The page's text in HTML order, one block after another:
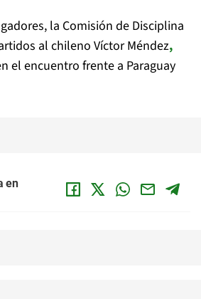
la Comisión de Disciplina
al chileno Víctor Méndez,
el encuentro frente a Paraguay
en